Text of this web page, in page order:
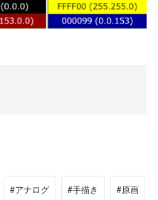
#アナログ #手描き #原画